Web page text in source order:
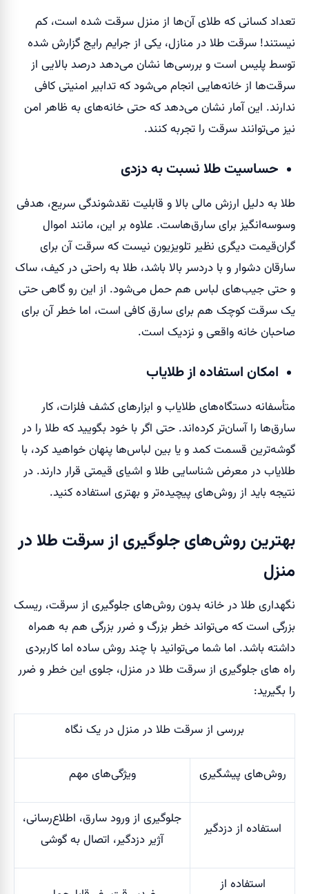
تعداد کسانی که طلای آن‌ها از منزل سرقت شده است، کم
نیستند! سرقت طلا در منازل، یکی از جرایم رایج گزارش شده
توسط پلیس است و بررسی‌ها نشان می‌دهد درصد بالایی از
سرقت‌ها از خانه‌هایی انجام می‌شود که تدابیر امنیتی کافی
ندارند. این آمار نشان می‌دهد که حتی خانه‌های به ظاهر امن
نیز می‌توانند سرقت را تجربه کنند.
حساسیت طلا نسبت به دزدی
طلا به دلیل ارزش مالی بالا و قابلیت نقدشوندگی سریع، هدفی
وسوسه‌انگیز برای سارق‌هاست. علاوه بر این، مانند اموال
گران‌قیمت دیگری نظیر تلویزیون نیست که سرقت آن برای
سارقان دشوار و با دردسر بالا باشد، طلا به راحتی در کیف، ساک
و حتی جیب‌های لباس هم حمل می‌شود. از این رو گاهی حتی
یک سرقت کوچک هم برای سارق کافی است، اما خطر آن برای
صاحبان خانه واقعی و نزدیک است.
امکان استفاده از طلایاب
متأسفانه دستگاه‌های طلایاب و ابزارهای کشف فلزات، کار
سارق‌ها را آسان‌تر کرده‌اند. حتی اگر با خود بگویید که طلا را در
گوشه‌ترین قسمت کمد و یا بین لباس‌ها پنهان خواهید کرد، با
طلایاب در معرض شناسایی طلا و اشیای قیمتی قرار دارند. در
نتیجه باید از روش‌های پیچیده‌تر و بهتری استفاده کنید.
بهترین روش‌های جلوگیری از سرقت طلا در
منزل
نگهداری طلا در خانه بدون روش‌های جلوگیری از سرقت، ریسک
بزرگی است که می‌تواند خطر بزرگ و ضرر بزرگی هم به همراه
داشته باشد. اما شما می‌توانید با چند روش ساده اما کاربردی
راه های جلوگیری از سرقت طلا در منزل، جلوی این خطر و ضرر
را بگیرید:
بررسی از سرقت طلا در منزل در یک نگاه
روش‌های پیشگیری ویژگی‌های مهم
استفاده از دزدگیر
جلوگیری از ورود سارق، اطلاع‌رسانی،
آژیر دزدگیر، اتصال به گوشی
استفاده از